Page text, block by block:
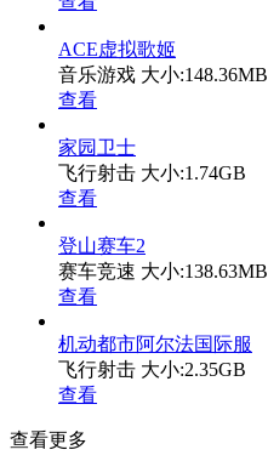
ACE虚拟歌姬
音乐游戏 大小:148.36MB
查看
家园卫士
飞行射击 大小:1.74GB
查看
登山赛车2
赛车竞速 大小:138.63MB
查看
机动都市阿尔法国际服
飞行射击 大小:2.35GB
查看
查看更多